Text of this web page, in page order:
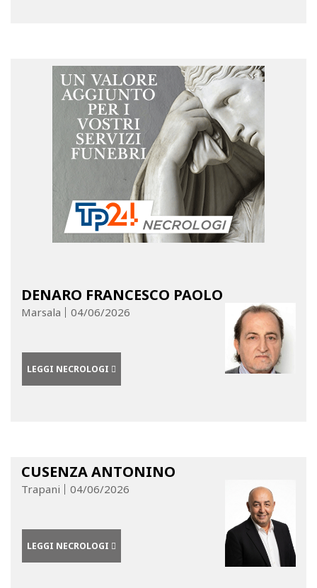
DENARO FRANCESCO PAOLO
Marsala 04/06/2026
LEGGI NECROLOGI
CUSENZA ANTONINO
Trapani 04/06/2026
LEGGI NECROLOGI